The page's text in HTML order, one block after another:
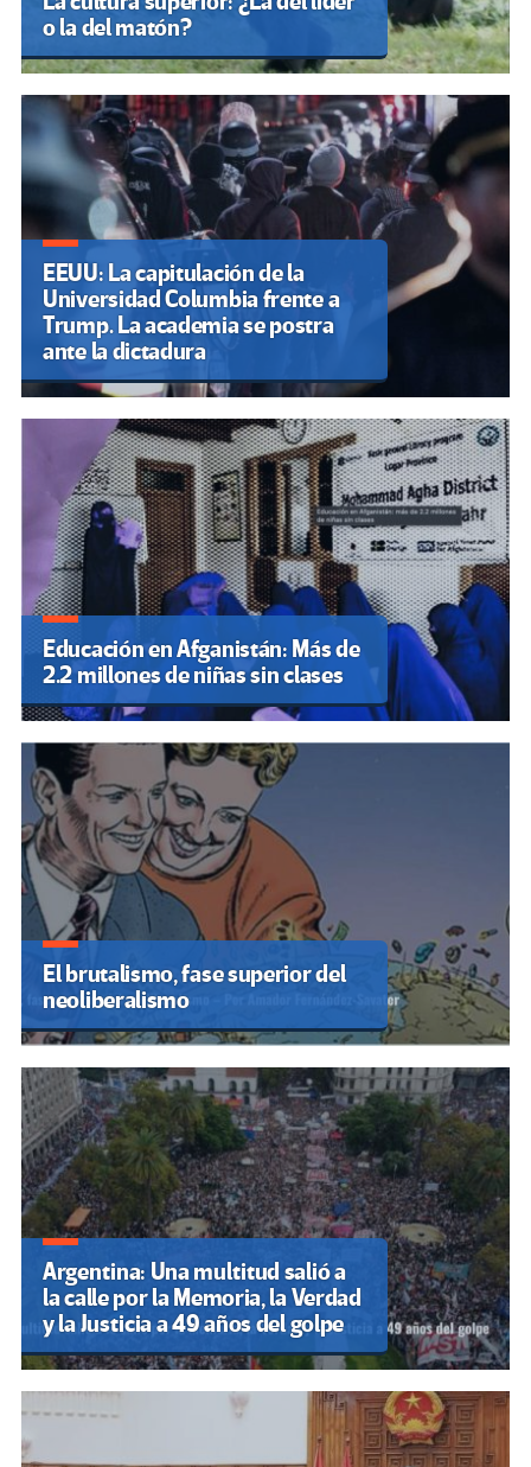
o la del matón?
EEUU: La capitulación de la
Universidad Columbia frente a
Trump. La academia se postra
ante la dictadura
Educación en Afganistán: Más de
2.2 millones de niñas sin clases
El brutalismo, fase superior del
neoliberalismo
Argentina: Una multitud salió a
la calle por la Memoria, la Verdad
y la Justicia a 49 años del golpe